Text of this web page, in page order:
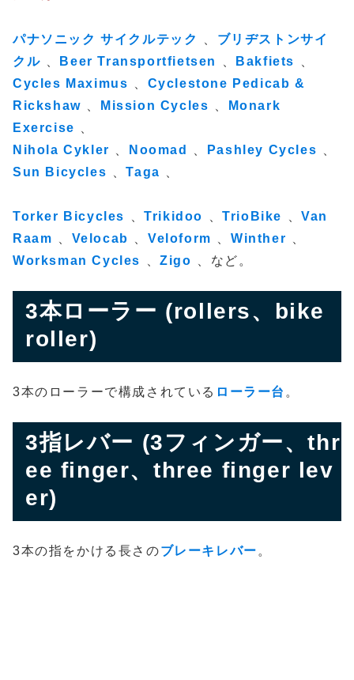
パナソニック サイクルテック
ブリヂストンサイ
クル
Beer Transportfietsen Bakfiets
Cycles Maximus
Cyclestone Pedicab &
Rickshaw
Mission Cycles
Monark
Exercise
Nihola Cykler
Noomad Pashley Cycles
Sun Bicycles
、Taga
Torker Bicycles 、Trikidoo 、TrioBike 、Van
Raam
Velocab 、Veloform 、Winther
Worksman Cycles
、Zigo 、など。
3本ローラー (rollers、bike
roller)
3本のローラーで構成されている ローラー台 。
3指レバー (3フィンガー、thr
ee finger、three finger lev
er)
3本の指をかける長さのブレーキレバー 。